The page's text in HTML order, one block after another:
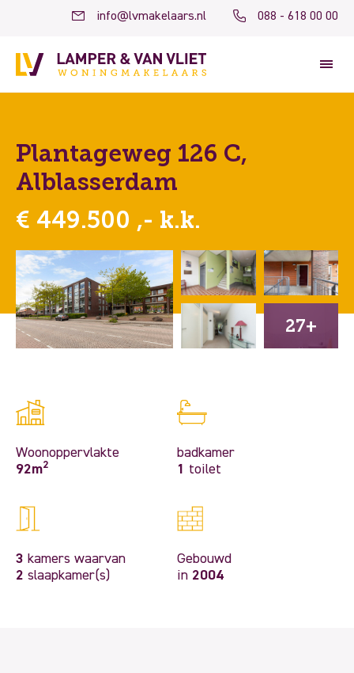
info@lvmakelaars.nl 088 - 618 00 00
Plantageweg 126 C,
Alblasserdam
€ 449.500 ,- k.k.
27+
Woonoppervlakte
92m2
badkamer
1
toilet
3 kamers waarvan
2 slaapkamer(s)
Gebouwd
in 2004